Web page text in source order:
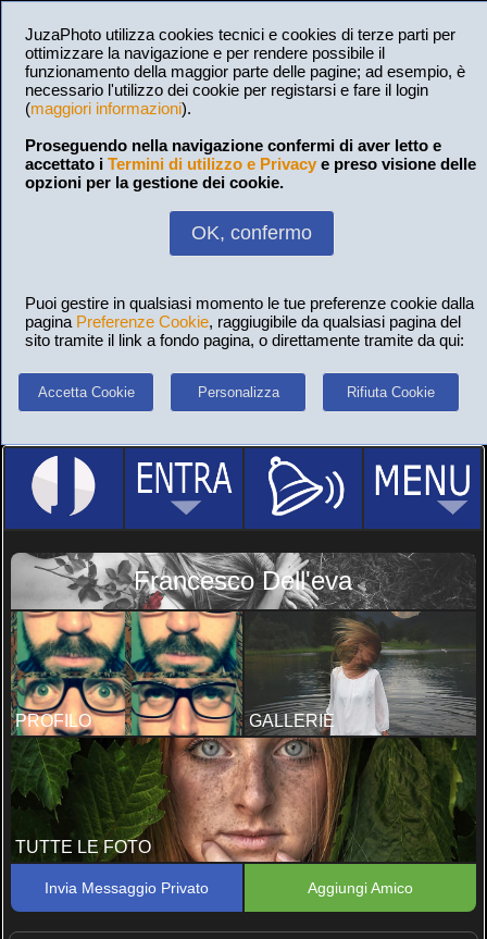
JuzaPhoto utilizza cookies tecnici e cookies di terze parti per
ottimizzare la navigazione e per rendere possibile il
funzionamento della maggior parte delle pagine; ad esempio, è
necessario l'utilizzo dei cookie per registarsi e fare il login
(maggiori informazioni).
Proseguendo nella navigazione confermi di aver letto e
accettato i Termini di utilizzo e Privacy e preso visione delle
opzioni per la gestione dei cookie.
OK, confermo
Puoi gestire in qualsiasi momento le tue preferenze cookie dalla
pagina Preferenze Cookie, raggiugibile da qualsiasi pagina del
sito tramite il link a fondo pagina, o direttamente tramite da qui:
Accetta Cookie Personalizza Rifiuta Cookie
Francesco Dell'eva
PROFILO GALLERIE
TUTTE LE FOTO
Invia Messaggio Privato Aggiungi Amico